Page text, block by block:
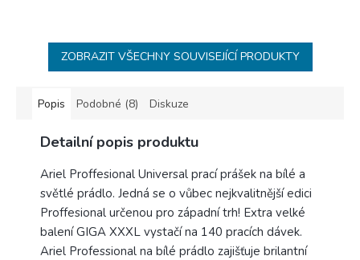
ZOBRAZIT VŠECHNY SOUVISEJÍCÍ PRODUKTY
Popis Podobné (8) Diskuze
Detailní popis produktu
Ariel Proffesional Universal prací prášek na bílé a
světlé prádlo. Jedná se o vůbec nejkvalitnější edici
Proffesional určenou pro západní trh! Extra velké
balení GIGA XXXL vystačí na 140 pracích dávek.
Ariel Professional na bílé prádlo zajišťuje brilantní